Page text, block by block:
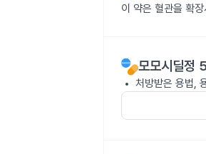
이 약은 혈관을 확
모모시딜정
처방받은 용법,